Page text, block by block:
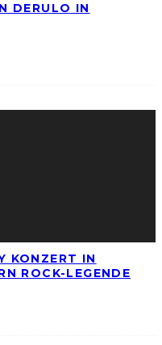
DERULO IN
IN H
ROCK-LEGENDE